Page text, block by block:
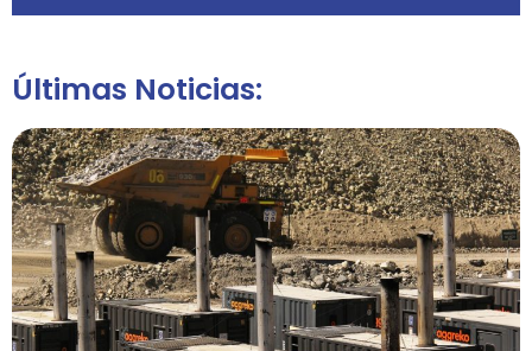
Últimas Noticias: